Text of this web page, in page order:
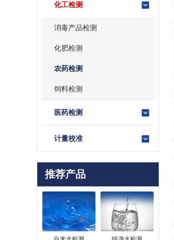
化工检测
消毒产品检测
化肥检测
农药检测
饲料检测
医药检测
计量校准
推荐产品